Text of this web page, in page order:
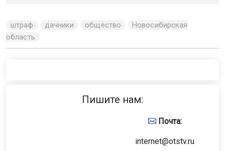
штраф дачники общество
Новосибирская
область
Пишите нам:
Почта:
internet@otstv.ru